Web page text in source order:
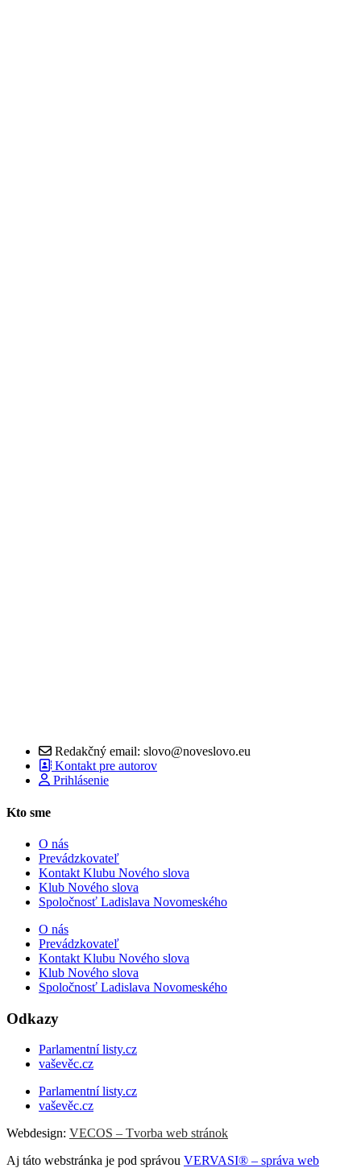
Redakčný email: slovo@noveslovo.eu
Kontakt pre autorov
Prihlásenie
Kto sme
O nás
Prevádzkovateľ
Kontakt Klubu Nového slova
Klub Nového slova
Spoločnosť Ladislava Novomeského
O nás
Prevádzkovateľ
Kontakt Klubu Nového slova
Klub Nového slova
Spoločnosť Ladislava Novomeského
Odkazy
Parlamentní listy.cz
vaševěc.cz
Parlamentní listy.cz
vaševěc.cz
Webdesign: VECOS – Tvorba web stránok
Aj táto webstránka je pod správou VERVASI® – správa web